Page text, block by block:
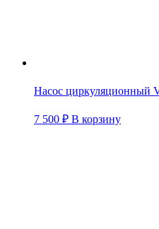
Насос циркуляционный
7 500 ₽ В корзину